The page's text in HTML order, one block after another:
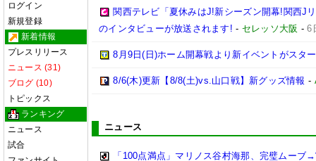
ログイン
新規登録
新着情報
プレスリリース
ニュース (31)
ブログ (10)
トピックス
ランキング
ニュース
試合
関西テレビ「夏休みはJ!新シーズン開幕!関西J
のインタビューが放送されます! - セレッソ大阪 -6
8月9日(日)ホーム開幕戦より新イベントがスタ
8/6(木)更新【8/8(土)vs.山口戦】新グッズ情報 -
ニュース
「100点満点」マリノス谷村海那、完璧ムーブ